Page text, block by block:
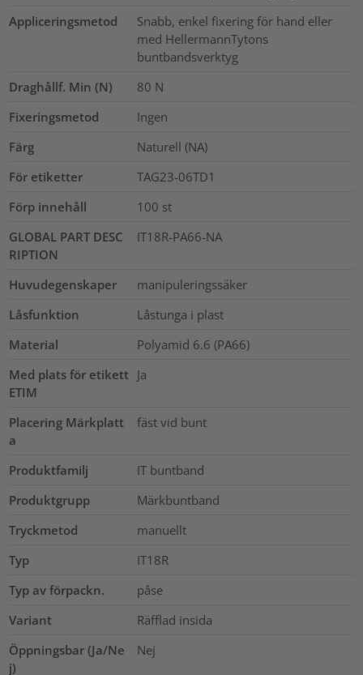
Appliceringsmetod
Snabb, enkel fixering för hand eller
med HellermannTytons
buntbandsverktyg
Draghållf. Min (N)
80 N
Fixeringsmetod
Ingen
Färg
Naturell (NA)
För etiketter
TAG23-06TD1
Förp innehåll
100 st
GLOBAL PART DESC
RIPTION
IT18R-PA66-NA
Huvudegenskaper
manipuleringssäker
Låsfunktion
Låstunga i plast
Material
Polyamid 6.6 (PA66)
Med plats för etikett
ETIM
Ja
Placering Märkplatt
a
fäst vid bunt
Produktfamilj
IT buntband
Produktgrupp
Märkbuntband
Tryckmetod
manuellt
Typ
IT18R
Typ av förpackn.
påse
Variant
Räfflad insida
Öppningsbar (Ja/Ne
j)
Nej